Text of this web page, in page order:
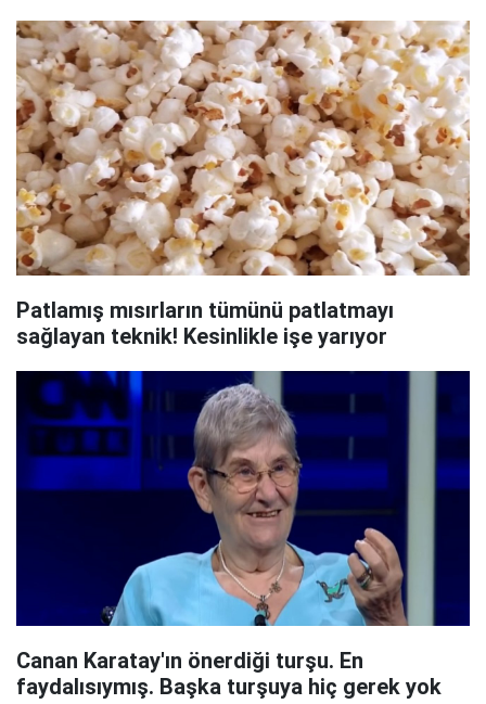
Patlamış mısırların tümünü patlatmayı
sağlayan teknik! Kesinlikle işe yarıyor
Canan Karatay'ın önerdiği turşu. En
faydalısıymış. Başka turşuya hiç gerek yok